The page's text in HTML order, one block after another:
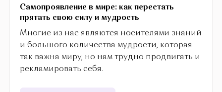
Самопроявление в мире: как перестать
прятать свою силу и мудрость
Многие из нас являются носителями знаний
и большого количества мудрости, которая
так важна миру, но нам трудно продвигать и
рекламировать себя.